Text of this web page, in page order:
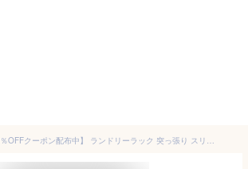
【3/15限定！3％OFFクーポン配布中】 ランドリーラック 突っ張り スリム つっぱり 縦型洗濯機 ドラム式対応 防水パン メラミン素材 棚板 2段 おしゃれ シンプル 洗濯機 棚 収納 洗濯機収納 収納棚 洗濯機ラック つっぱりランドリーラック Speno〔スペノ〕